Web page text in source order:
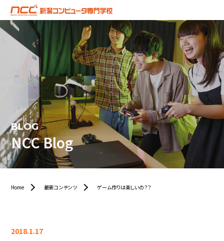
BLOG
NCC Blog
Home 最新コンテンツ ゲーム作りは楽しいの？？
2018.1.17